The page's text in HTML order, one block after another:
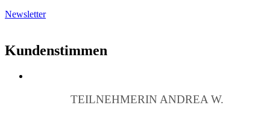
Newsletter
Kundenstimmen
TEILNEHMERIN ANDREA W.